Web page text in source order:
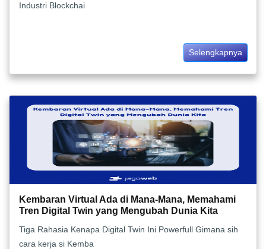
Industri Blockchai
Selengkapnya
Kembaran Virtual Ada di Mana-Mana, Memahami
Tren Digital Twin yang Mengubah Dunia Kita
Tiga Rahasia Kenapa Digital Twin Ini Powerfull Gimana sih
cara kerja si Kemba